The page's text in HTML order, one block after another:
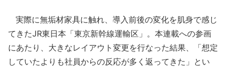
実際に無垢材家具に触れ、導入前後の変化を肌身で感じ
てきたJR東日本「東京新幹線運輸区」。本連載への参画
にあたり、大きなレイアウト変更を行なった結果、「想定
していたよりも社員からの反応が多く返ってきた」とい